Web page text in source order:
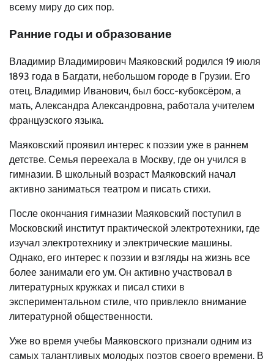
всему миру до сих пор.
Ранние годы и образование
Владимир Владимирович Маяковский родился 19 июля
1893 года в Багдати, небольшом городе в Грузии. Его
отец, Владимир Иванович, был босс-кубоксёром, а
мать, Александра Александровна, работала учителем
французского языка.
Маяковский проявил интерес к поэзии уже в раннем
детстве. Семья переехала в Москву, где он учился в
гимназии. В школьный возраст Маяковский начал
активно заниматься театром и писать стихи.
После окончания гимназии Маяковский поступил в
Московский институт практической электротехники, где
изучал электротехнику и электрические машины.
Однако, его интерес к поэзии и взгляды на жизнь все
более занимали его ум. Он активно участвовал в
литературных кружках и писал стихи в
экспериментальном стиле, что привлекло внимание
литературной общественности.
Уже во время учебы Маяковского признали одним из
самых талантливых молодых поэтов своего времени. В